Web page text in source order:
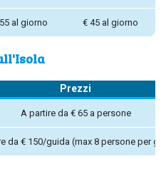
al giorno € 45 al giorno
Prezzi
A partire da € 65 a persone
da € 150/guida (max 8 persone per